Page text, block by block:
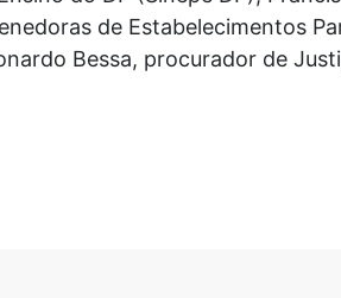
de Estabelecimentos
Bessa, procurador de